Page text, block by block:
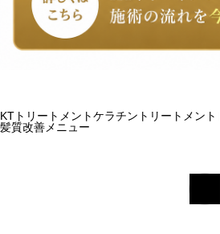
KTトリートメントケラチントリートメント
髪質改善メニュー